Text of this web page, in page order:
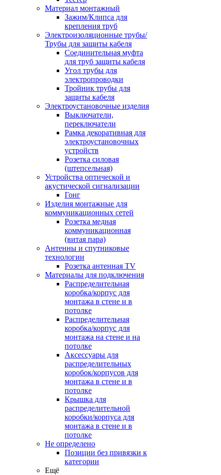
Материал монтажный
Зажим/Клипса для
крепления труб
Электроизоляционные трубы/
Трубы для защиты кабеля
Соединительная муфта
для труб защиты кабеля
Угол трубы для
электропроводки
Тройник трубы для
защиты кабеля
Электроустановочные изделия
Выключатели,
переключатели
Рамка декоративная для
электроустановочных
устройств
Розетка силовая
(штепсельная)
Устройства оптической и
акустической сигнализации
Гонг
Изделия монтажные для
коммуникационных сетей
Розетка медная
коммуникационная
(витая пара)
Антенны и спутниковые
технологии
Розетка антенная TV
Материалы для подключения
Распределительная
коробка/корпус для
монтажа в стене и в
потолке
Распределительная
коробка/корпус для
монтажа на стене и на
потолке
Аксессуары для
распределительных
коробок/корпусов для
монтажа в стене и в
потолке
Крышка для
распределительной
коробки/корпуса для
монтажа в стене и в
потолке
Не определено
Позиции без привязки к
категории
Ещё